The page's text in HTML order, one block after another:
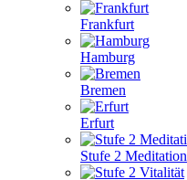
Frankfurt
Hamburg
Bremen
Erfurt
Stufe 2 Meditation